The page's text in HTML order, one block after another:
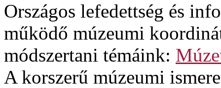
Országos lefedettség és
működő múzeumi
módszertani témáink:
A korszerű múzeumi